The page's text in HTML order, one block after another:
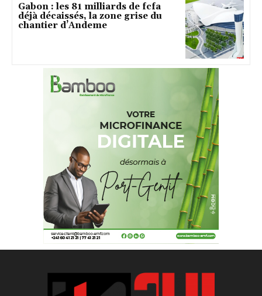
Gabon : les 81 milliards de fcfa
déjà décaissés, la zone grise du
chantier d’Andeme